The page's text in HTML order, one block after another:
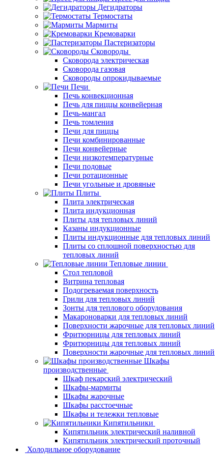
Дегидраторы
Термостаты
Мармиты
Кремоварки
Пастеризаторы
Сковороды
Сковорода электрическая
Сковорода газовая
Сковороды опрокидываемые
Печи
Печь конвекционная
Печь для пиццы конвейерная
Печь-мангал
Печь томления
Печи для пиццы
Печи комбинированные
Печи конвейерные
Печи низкотемпературные
Печи подовые
Печи ротационные
Печи угольные и дровяные
Плиты
Плита электрическая
Плита индукционная
Плиты для тепловых линий
Казаны индукционные
Плиты индукционные для тепловых линий
Плиты со сплошной поверхностью для
тепловых линий
Тепловые линии
Стол тепловой
Витрина тепловая
Подогреваемая поверхность
Грили для тепловых линий
Зонты для теплового оборудования
Макароноварки для тепловых линий
Поверхности жарочные для тепловых линий
Фритюрницы для тепловых линий
Фритюрницы для тепловых линий
Поверхности жарочные для тепловых линий
Шкафы
производственные
Шкаф пекарский электрический
Шкафы-мармиты
Шкафы жарочные
Шкафы расстоечные
Шкафы и тележки тепловые
Кипятильники
Кипятильник электрический наливной
Кипятильник электрический проточный
Холодильное оборудование